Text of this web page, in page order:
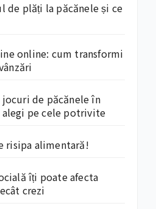
de plăți la păcănele și ce
online: cum transformi
de păcănele în
alegi pe cele potrivite
risipa alimentară!
îți poate afecta
crezi